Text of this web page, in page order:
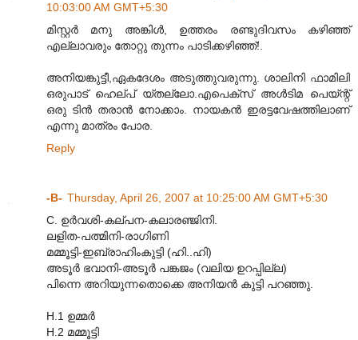
10:03:00 AM GMT+5:30
മിസ്റ്റര്‍ മനു അങ്കിള്‍, ഉത്തരം രണ്ടുദിവസം കഴിഞ്ഞ്
എല്ലാവരും തോറ്റു തുന്നം പാടിക്കഴിഞ്ഞ്!.
അനിയങ്കുട്ടീ,ഏകദേശം അടുത്തുവരുന്നു. ശാലിനി ഫാമിലി
ഒരുപാട് ഹെല്പ് യ്തല്ലോ.എപെക്സ് അള്‍ടിമ പെയ്ന്റ്
ഒരു ടിന്‍ തരാന്‍ നോക്കാം. നായകന്‍ ഇരട്ടവേഷത്തിലാണ്
എന്നു മാത്രം പോര.
Reply
-B- Thursday, April 26, 2007 at 10:25:00 AM GMT+5:30
C. ഉര്‍വശി-കല്പന-കലാരഞ്ജിനി.
ലളിത-പത്മിനി-രാഗിണി
മമ്മൂട്ടി-ഇബ്രാഹിംകുട്ടി (ഹി..ഹി)
അടൂര്‍ ഭവാനി-അടൂര്‍ പങ്കജം (വലിയ ഉറപ്പില്ല)
പിന്നെ അറിയുന്നതൊക്കെ അനിയന്‍ കുട്ടി പറഞ്ഞു.
H.1 ഉമ്മര്‍
H.2 മമ്മൂട്ടി